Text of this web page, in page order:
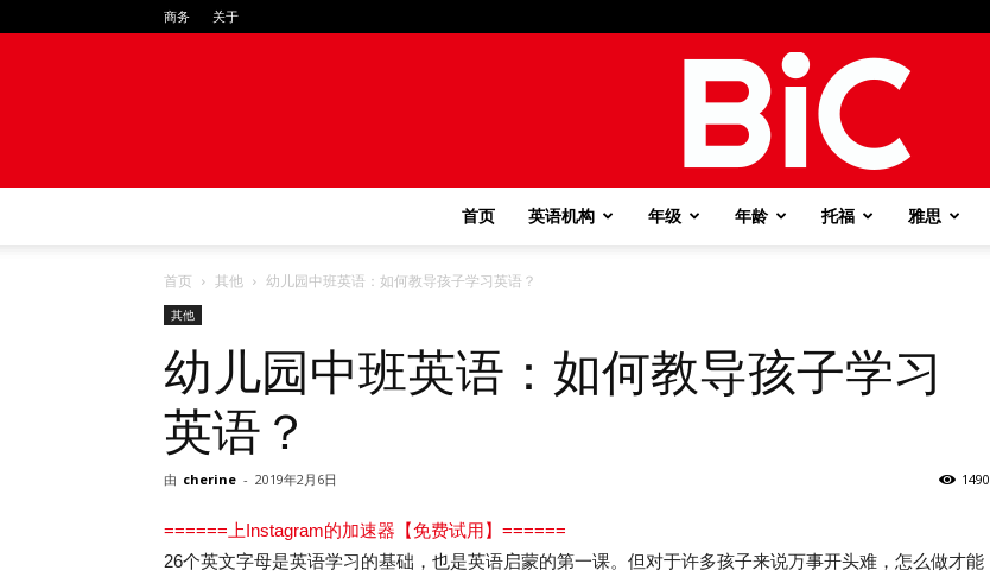
商务 关于
首页 英语机构 年级 年龄 托福 雅思
首页 其他 幼儿园中班英语：如何教导孩子学习英语？
其他
幼儿园中班英语：如何教导孩子学习
英语？
由 cherine - 2019年2月6日 1490
======上Instagram的加速器【免费试用】======
26个英文字母是英语学习的基础，也是英语启蒙的第一课。但对于许多孩子来说万事开头难，怎么做才能